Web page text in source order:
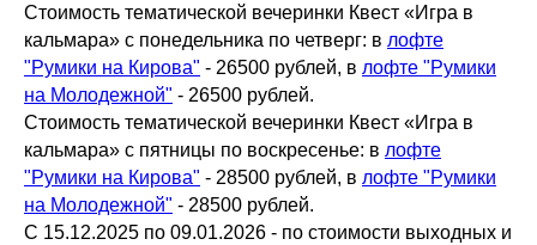
Стоимость тематической вечеринки Квест «Игра в
кальмара» с понедельника по четверг: в лофте
"Румики на Кирова" - 26500 рублей, в лофте "Румики
на Молодежной" - 26500 рублей.
Стоимость тематической вечеринки Квест «Игра в
кальмара» с пятницы по воскресенье: в лофте
"Румики на Кирова" - 28500 рублей, в лофте "Румики
на Молодежной" - 28500 рублей.
C 15.12.2025 по 09.01.2026 - по стоимости выходных и